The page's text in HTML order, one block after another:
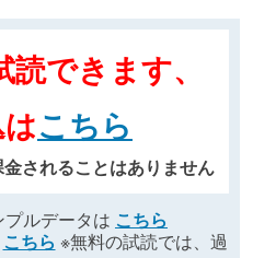
できます、
こちら
されることはありません
ルデータは こちら
こちら ※無料の試読では、過